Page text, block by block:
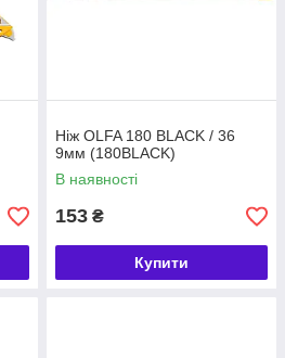
Ніж OLFA 180 BLACK / 36
9мм (180BLACK)
В наявності
153 ₴
Купити